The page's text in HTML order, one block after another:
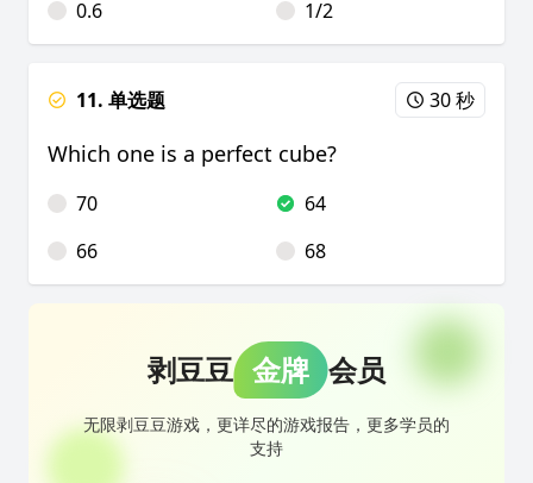
0.6
1/2
11. 单选题 30 秒
Which one is a perfect cube?
70
64
66
68
剥豆豆 金牌 会员
无限剥豆豆游戏，更详尽的游戏报告，更多学员的
支持